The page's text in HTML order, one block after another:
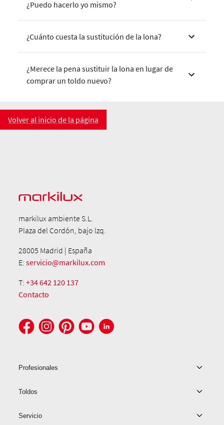
¿Puedo hacerlo yo mismo?
¿Cuánto cuesta la sustitución de la lona?
¿Merece la pena sustituir la lona en lugar de
comprar un toldo nuevo?
Volver al inicio de la página
markilux ambiente S.L.
Plaza del Cordón, bajo lzq.
28005 Madrid | España
E:servicio@markilux.com
T:+34 642 120 137
Contacto
Profesionales
Toldos
Servicio